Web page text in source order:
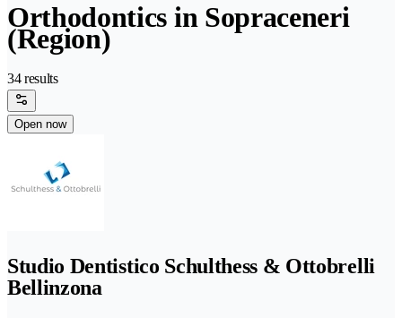
Orthodontics in Sopraceneri
(Region)
34 results
Open now
Studio Dentistico Schulthess & Ottobrelli
Bellinzona